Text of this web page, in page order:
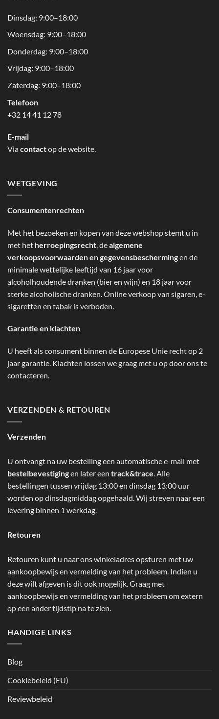
Dinsdag: 9:00–18:00
Woensdag: 9:00–18:00
Donderdag: 9:00–18:00
Vrijdag: 9:00–18:00
Zaterdag: 9:00–18:00
Telefoon
+32 14 41 12 78
E-mail
Viacontactop de website.
WETGEVING
Consumentenrechten
Met het bezoeken en kopen van deze webshop stemt u in
met het herroepingsrecht , dealgemene
verkoopsvoorwaarden en gegevensbeschermingen de
minimale wettelijke leeftijd van 16 jaar voor
alcoholhoudende dranken (bier en wijn) en 18 jaar voor
sterke alcoholische dranken. Online verkoop van sigaren, e-
sigaretten en tabak is verboden.
Garantie en klachten
U heeft als consument binnen de Europese Unie recht op 2
jaar garantie. Klachten lossen we graag met u op door ons te
contacteren.
VERZENDEN & RETOUREN
Verzenden
U ontvangt na uw bestelling een automatische e-mail met
bestelbevestigingen later een track&trace . Alle
bestellingen tussen vrijdag 13:00 en dinsdag 13:00 uur
worden op dinsdagmiddag opgehaald. Wij streven naar een
levering binnen 1 werkdag.
Retouren
Retouren kunt u naar ons winkeladres opsturen met uw
aankoopbewijs en vermelding van het probleem. Indien u
deze wilt afgeven is dit ook mogelijk. Graag met
aankoopbewijs en vermelding van het probleem om extern
op een ander tijdstip na te zien.
HANDIGE LINKS
Blog
Cookiebeleid (EU)
Reviewbeleid